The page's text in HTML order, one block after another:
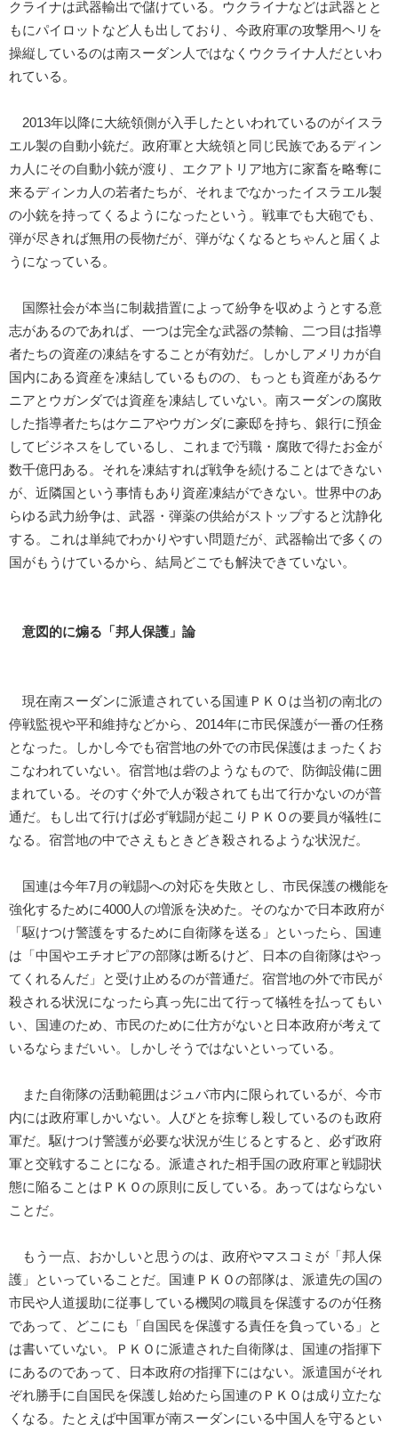
クライナは武器輸出で儲けている。ウクライナなどは武器とと
もにパイロットなど人も出しており、今政府軍の攻撃用ヘリを
操縦しているのは南スーダン人ではなくウクライナ人だといわ
れている。
2013年以降に大統領側が入手したといわれているのがイスラ
エル製の自動小銃だ。政府軍と大統領と同じ民族であるディン
カ人にその自動小銃が渡り、エクアトリア地方に家畜を略奪に
来るディンカ人の若者たちが、それまでなかったイスラエル製
の小銃を持ってくるようになったという。戦車でも大砲でも、
弾が尽きれば無用の長物だが、弾がなくなるとちゃんと届くよ
うになっている。
国際社会が本当に制裁措置によって紛争を収めようとする意
志があるのであれば、一つは完全な武器の禁輸、二つ目は指導
者たちの資産の凍結をすることが有効だ。しかしアメリカが自
国内にある資産を凍結しているものの、もっとも資産があるケ
ニアとウガンダでは資産を凍結していない。南スーダンの腐敗
した指導者たちはケニアやウガンダに豪邸を持ち、銀行に預金
してビジネスをしているし、これまで汚職・腐敗で得たお金が
数千億円ある。それを凍結すれば戦争を続けることはできない
が、近隣国という事情もあり資産凍結ができない。世界中のあ
らゆる武力紛争は、武器・弾薬の供給がストップすると沈静化
する。これは単純でわかりやすい問題だが、武器輸出で多くの
国がもうけているから、結局どこでも解決できていない。
意図的に煽る「邦人保護」論
現在南スーダンに派遣されている国連ＰＫＯは当初の南北の
停戦監視や平和維持などから、2014年に市民保護が一番の任務
となった。しかし今でも宿営地の外での市民保護はまったくお
こなわれていない。宿営地は砦のようなもので、防御設備に囲
まれている。そのすぐ外で人が殺されても出て行かないのが普
通だ。もし出て行けば必ず戦闘が起こりＰＫＯの要員が犠牲に
なる。宿営地の中でさえもときどき殺されるような状況だ。
国連は今年7月の戦闘への対応を失敗とし、市民保護の機能を
強化するために4000人の増派を決めた。そのなかで日本政府が
「駆けつけ警護をするために自衛隊を送る」といったら、国連
は「中国やエチオピアの部隊は断るけど、日本の自衛隊はやっ
てくれるんだ」と受け止めるのが普通だ。宿営地の外で市民が
殺される状況になったら真っ先に出て行って犠牲を払ってもい
い、国連のため、市民のために仕方がないと日本政府が考えて
いるならまだいい。しかしそうではないといっている。
また自衛隊の活動範囲はジュバ市内に限られているが、今市
内には政府軍しかいない。人びとを掠奪し殺しているのも政府
軍だ。駆けつけ警護が必要な状況が生じるとすると、必ず政府
軍と交戦することになる。派遣された相手国の政府軍と戦闘状
態に陥ることはＰＫＯの原則に反している。あってはならない
ことだ。
もう一点、おかしいと思うのは、政府やマスコミが「邦人保
護」といっていることだ。国連ＰＫＯの部隊は、派遣先の国の
市民や人道援助に従事している機関の職員を保護するのが任務
であって、どこにも「自国民を保護する責任を負っている」と
は書いていない。ＰＫＯに派遣された自衛隊は、国連の指揮下
にあるのであって、日本政府の指揮下にはない。派遣国がそれ
ぞれ勝手に自国民を保護し始めたら国連のＰＫＯは成り立たな
くなる。たとえば中国軍が南スーダンにいる中国人を守るとい